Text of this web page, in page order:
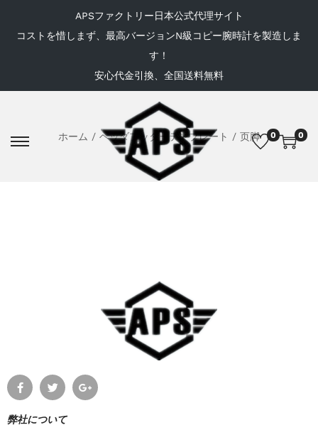
APSファクトリー日本公式代理サイト
コストを惜しまず、最高バージョンN級コピー腕時計を製造しま
す！
安心代金引換、全国送料無料
0 0
ホーム / ヘッダフッターテンプレート / 页脚
弊社について